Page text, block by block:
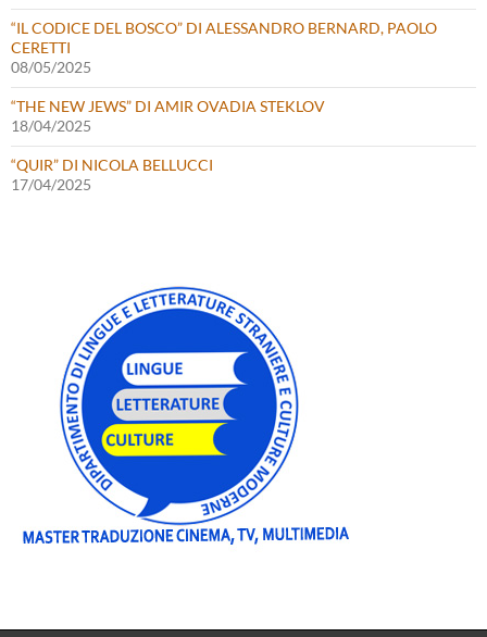
“IL CODICE DEL BOSCO” DI ALESSANDRO BERNARD, PAOLO
CERETTI
08/05/2025
“THE NEW JEWS” DI AMIR OVADIA STEKLOV
18/04/2025
“QUIR” DI NICOLA BELLUCCI
17/04/2025